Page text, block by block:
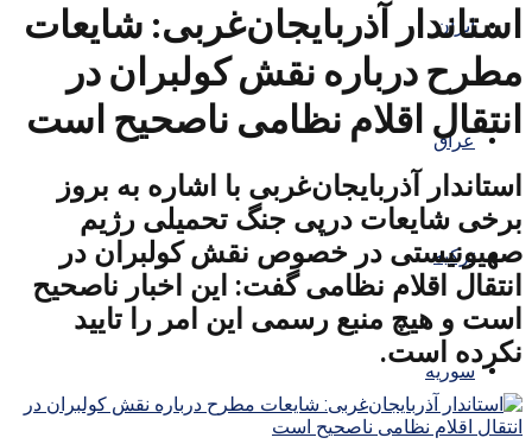
ایران
عراق
ترکیه
سوریه
استاندار آذربایجان‌غربی: شایعات
مطرح درباره نقش کولبران در
انتقال اقلام نظامی ناصحیح است
استاندار آذربایجان‌غربی با اشاره به بروز
برخی شایعات درپی جنگ تحمیلی رژیم
صهیونیستی در خصوص نقش کولبران در
انتقال اقلام نظامی گفت: این اخبار ناصحیح
است و هیچ منبع رسمی این امر را تایید
نکرده است.